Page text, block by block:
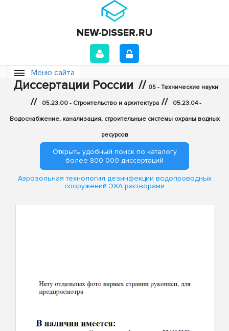
Меню сайта
Диссертации России // 05 - Технические науки
// 05.23.00 - Строительство и архитектура // 05.23.04 -
Водоснабжение, канализация, строительные системы охраны водных
ресурсов
Открыть удобный поиск по каталогу
более 800 000 диссертаций
Аэрозольная технология дезинфекции водопроводных
сооружений ЭХА растворами